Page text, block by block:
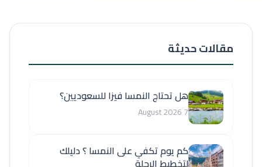
مقالات حديثة
هل تحتاج النمسا فيزا للسعوديين؟
7 August 2026
كم يوم تكفي على النمسا ؟ دليلك
لتخطيط الرحلة